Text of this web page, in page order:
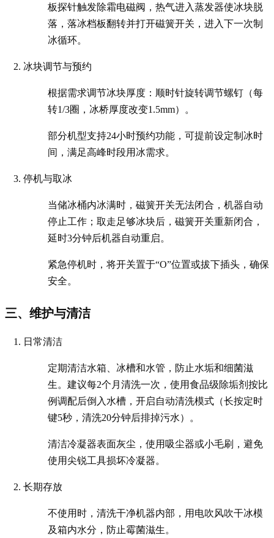
板探针触发除霜电磁阀，热气进入蒸发器使冰块脱
落，落冰档板翻转并打开磁簧开关，进入下一次制
冰循环。
冰块调节与预约
根据需求调节冰块厚度：顺时针旋转调节螺钉（每
转1/3圈，冰桥厚度改变1.5mm）。
部分机型支持24小时预约功能，可提前设定制冰时
间，满足高峰时段用冰需求。
停机与取冰
当储冰桶内冰满时，磁簧开关无法闭合，机器自动
停止工作；取走足够冰块后，磁簧开关重新闭合，
延时3分钟后机器自动重启。
紧急停机时，将开关置于“O”位置或拔下插头，确保
安全。
三、维护与清洁
日常清洁
定期清洁水箱、冰槽和水管，防止水垢和细菌滋
生。建议每2个月清洗一次，使用食品级除垢剂按比
例调配后倒入水槽，开启自动清洗模式（长按定时
键5秒，清洗20分钟后排掉污水）。
清洁冷凝器表面灰尘，使用吸尘器或小毛刷，避免
使用尖锐工具损坏冷凝器。
长期存放
不使用时，清洗干净机器内部，用电吹风吹干冰模
及箱内水分，防止霉菌滋生。